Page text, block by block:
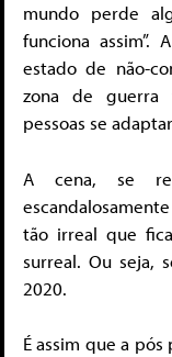
mundo perde
funciona assim”.
estado de não-
zona de guerra
pessoas se
A cena, se
tão irreal que
surreal. Ou seja,
2020.
É assim que a